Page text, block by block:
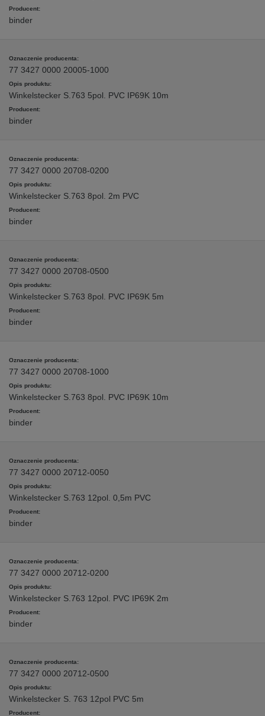
binder
77 3427 0000 20005-1000
Winkelstecker S.763 5pol. PVC IP69K 10m
binder
77 3427 0000 20708-0200
Winkelstecker S.763 8pol. 2m PVC
binder
77 3427 0000 20708-0500
Winkelstecker S.763 8pol. PVC IP69K 5m
binder
77 3427 0000 20708-1000
Winkelstecker S.763 8pol. PVC IP69K 10m
binder
77 3427 0000 20712-0050
Winkelstecker S.763 12pol. 0,5m PVC
binder
77 3427 0000 20712-0200
Winkelstecker S.763 12pol. PVC IP69K 2m
binder
77 3427 0000 20712-0500
Winkelstecker S. 763 12pol PVC 5m